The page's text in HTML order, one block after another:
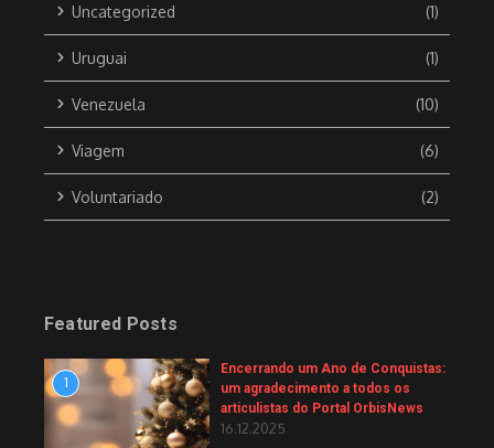
Uncategorized (1)
Uruguai (1)
Venezuela (10)
Viagem (6)
Voluntariado (2)
Featured Posts
1
Encerrando um Ano de Conquistas:
um agradecimento a todos os
articulistas do Portal OrbisNews
16.12.2025